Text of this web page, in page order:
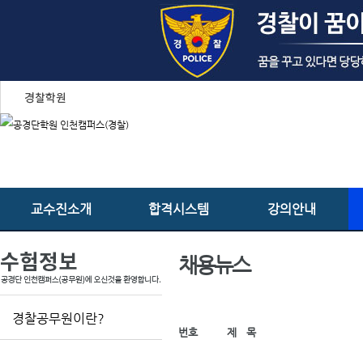
교수진소개 합격시스템 강의안내
경찰공무원이란?
채용뉴스
번호
제 목